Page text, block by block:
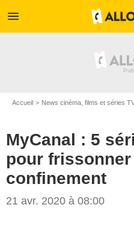
menu
Accueil News cinéma, films et séries
MyCanal : 5
pour
confinement
21 avr. 2020 à 08:00